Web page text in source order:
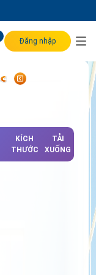
Đăng nhập
KÍCH
THƯỚC
TẢI
XUỐNG